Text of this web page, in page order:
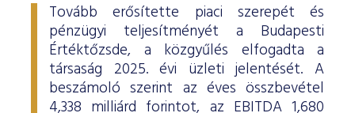
Tovább erősítette piaci szerepét és
pénzügyi teljesítményét a Budapesti
Értéktőzsde, a közgyűlés elfogadta a
társaság 2025. évi üzleti jelentését. A
beszámoló szerint az éves összbevétel
4,338 milliárd forintot, az EBITDA 1,680